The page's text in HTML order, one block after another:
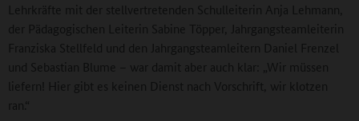
Lehrkräfte mit der stellvertretenden Schulleiterin Anja Lehmann,
der Pädagogischen Leiterin Sabine Töpper, Jahrgangsteamleiterin
Franziska Stellfeld und den Jahrgangsteamleitern Daniel Frenzel
und Sebastian Blume – war damit aber auch klar: „Wir müssen
liefern! Hier gibt es keinen Dienst nach Vorschrift, wir klotzen
ran.“